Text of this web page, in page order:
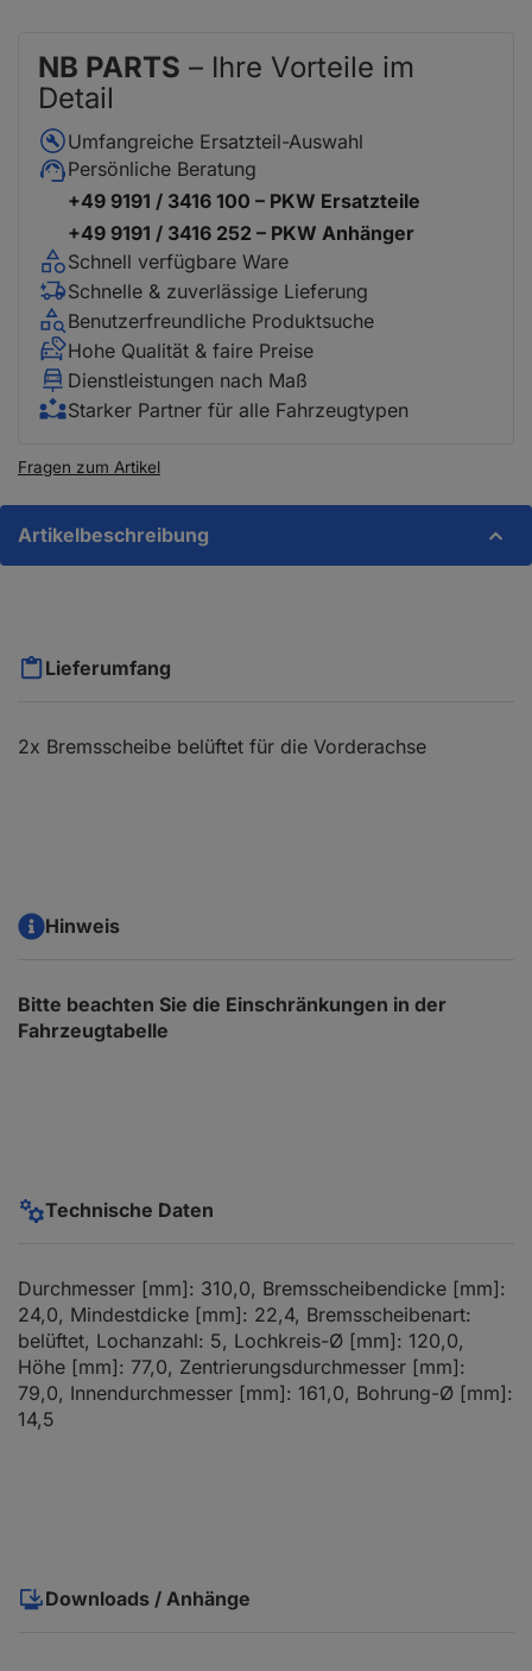
NB PARTS – Ihre Vorteile im
Detail
Umfangreiche Ersatzteil-Auswahl
Persönliche Beratung
+49 9191 / 3416 100 – PKW Ersatzteile
+49 9191 / 3416 252 – PKW Anhänger
Schnell verfügbare Ware
Schnelle & zuverlässige Lieferung
Benutzerfreundliche Produktsuche
Hohe Qualität & faire Preise
Dienstleistungen nach Maß
Starker Partner für alle Fahrzeugtypen
Fragen zum Artikel
Artikelbeschreibung
Lieferumfang
2x Bremsscheibe belüftet für die Vorderachse
Hinweis
Bitte beachten Sie die Einschränkungen in der
Fahrzeugtabelle
Technische Daten
Durchmesser [mm]: 310,0, Bremsscheibendicke [mm]:
24,0, Mindestdicke [mm]: 22,4, Bremsscheibenart:
belüftet, Lochanzahl: 5, Lochkreis-Ø [mm]: 120,0,
Höhe [mm]: 77,0, Zentrierungsdurchmesser [mm]:
79,0, Innendurchmesser [mm]: 161,0, Bohrung-Ø [mm]:
14,5
Downloads / Anhänge